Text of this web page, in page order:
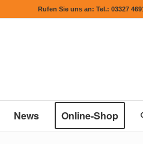
Rufen Sie uns an: Tel.: 03327
News Online-Shop